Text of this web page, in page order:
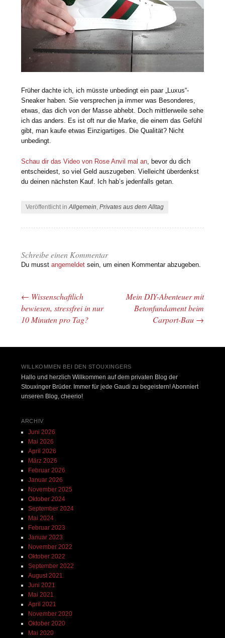
Früher dachte ich, ich müsste unbedingt ein paar „Luxus“-
Sneaker haben. Sie versprechen ja immer was Besonderes,
etwas, das dich von der Masse abhebt. Doch mittlerweile sehe
ich das anders. Es ist oft nur die Marke, die einem das Gefühl
gibt, man kaufe etwas Einzigartiges. Die Qualität? Nicht
unbedingt.
Schau dir das Video von Rose Anvil mal an , bevor du dich
entscheidest, so viel Geld auszugeben. Vielleicht überdenkst
du deinen nächsten Kauf. Ich hab’s jedenfalls getan.
Veröffentlicht inAllgemein,Privates aus dem Alltag
Schreibe einen Kommentar
Du musstangemeldet sein, um einen Kommentar abzugeben.
Beitrags-Navigation
← Wissenschaftlich
bewiesen, stressfrei in nur
10 Minuten pro Tag?
Mein DIY-Abenteuer mit
Betonfundament beim
Carport-Bau →
WILLKOMMEN BEI DEN STOUXINGERS
Hallo und herzlich Willkommen auf dem privaten Blog der
Stouxinger Brüder. Immer für jede Gaudi zu begeistern! Abonniert
unseren Blog, cheerio!
ARCHIV
Juni 2026
Mai 2026
April 2026
März 2026
Februar 2026
Januar 2026
November 2025
Oktober 2024
September 2024
Mai 2024
Februar 2023
Januar 2023
November 2022
Oktober 2022
September 2022
August 2021
Juni 2021
Mai 2021
April 2021
November 2020
Oktober 2020
Mai 2020